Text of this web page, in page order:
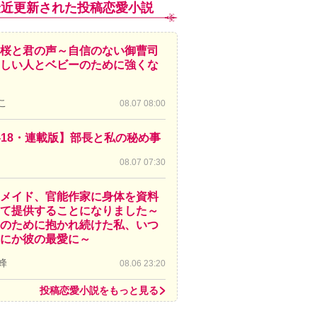
更新された投稿恋愛小説
と君の声～自信のない御曹司
い人とベビーのために強くな
08.07 08:00
・連載版】部長と私の秘め事
08.07 07:30
イド、官能作家に身体を資料
提供することになりました～
ために抱かれ続けた私、いつ
か彼の最愛に～
08.06 23:20
投稿恋愛小説をもっと見る